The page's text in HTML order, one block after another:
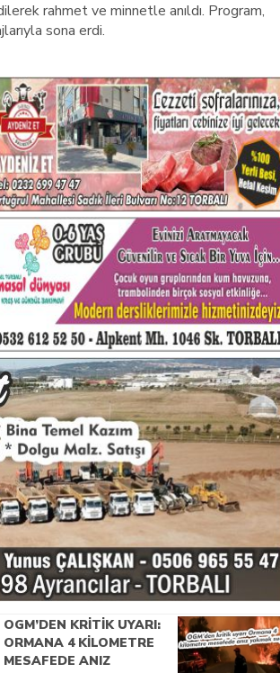
rahmet ve minnetle anıldı. Program,
sona erdi.
OGM’DEN KRITIK UYARI:
ORMANA 4 KILOMETRE
MESAFEDE ANIZ